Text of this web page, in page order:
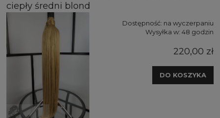
ciepły średni blond
Dostępność: na wyczerpaniu
Wysyłka w: 48 godzin
220,00 zł
DO KOSZYKA